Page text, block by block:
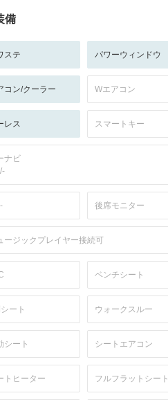
備
ステ パワーウィンドウ
コン/クーラー Wエアコン
レス スマートキー
ナビ
後席モニター
ージックプレイヤー接続可
ベンチシート
ート ウォークスルー
シート シートエアコン
トヒーター フルフラットシート